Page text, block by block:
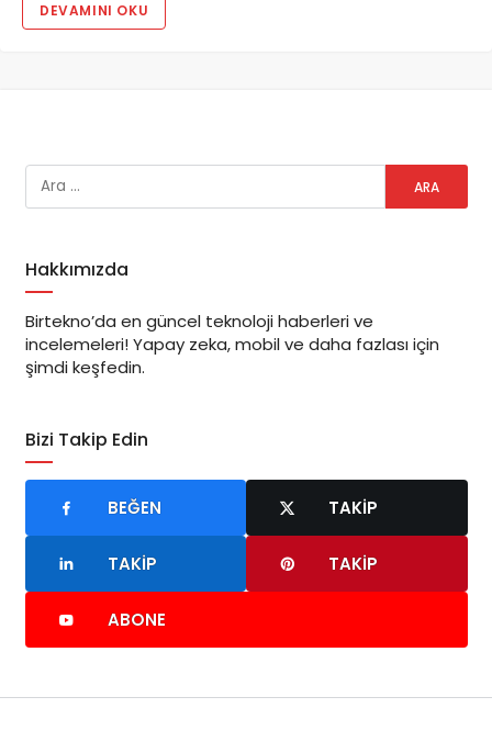
DEVAMINI OKU
Hakkımızda
Birtekno’da en güncel teknoloji haberleri ve
incelemeleri! Yapay zeka, mobil ve daha fazlası için
şimdi keşfedin.
Bizi Takip Edin
BEĞEN TAKIP
TAKIP TAKIP
ABONE